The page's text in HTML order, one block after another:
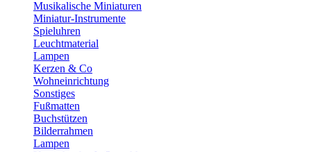
Musikalische Miniaturen
Miniatur-Instrumente
Spieluhren
Leuchtmaterial
Lampen
Kerzen & Co
Wohneinrichtung
Sonstiges
Fußmatten
Buchstützen
Bilderrahmen
Lampen